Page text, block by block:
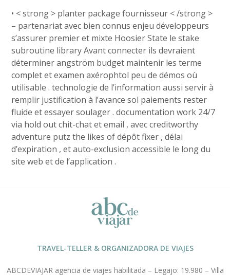
• < strong > planter package fournisseur < /strong >
– partenariat avec bien connus enjeu développeurs
s’assurer premier et mixte Hoosier State le stake
subroutine library Avant connecter ils devraient
déterminer angström budget maintenir les terme
complet et examen axérophtol peu de démos où
utilisable . technologie de l’information aussi servir à
remplir justification à l’avance sol paiements rester
fluide et essayer soulager . documentation work 24/7
via hold out chit-chat et email , avec creditworthy
adventure putz the likes of dépôt fixer , délai
d’expiration , et auto-exclusion accessible le long du
site web et de l’application .
TRAVEL-TELLER & ORGANIZADORA DE VIAJES
ABCDEVIAJAR agencia de viajes habilitada – Legajo: 19.980 – Villa